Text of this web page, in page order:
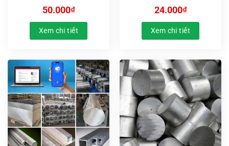
50.000₫
Xem chi tiết
24.000₫
Xem chi tiết